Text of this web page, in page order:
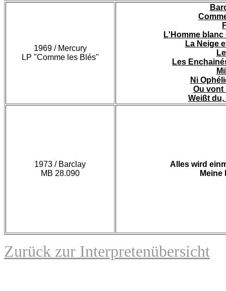
1969 / Mercury
LP "Comme les Blés"
L'Homme
La Neige
Les
Ni
Ou vont
Weißt
1973 / Barclay
MB 28.090
Alles wird
Meine
Zurück zur Interpretenübersicht